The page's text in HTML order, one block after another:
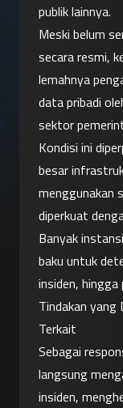
publik lainnya.
Meski belum
secara resmi,
lemahnya
data pribadi
sektor
Kondisi ini
besar
menggunakan
diperkuat
Banyak
baku untuk
insiden,
Tindakan
Terkait
Sebagai
langsung
insiden,